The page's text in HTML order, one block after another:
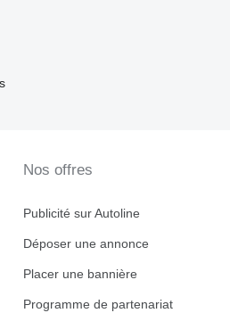
Nos offres
Publicité sur Autoline
Déposer une annonce
Placer une bannière
Programme de partenariat